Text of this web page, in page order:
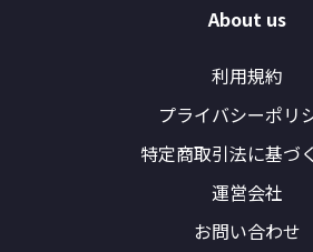
About us
利用規約
プライバシーポリ
特定商取引法に基づ
運営会社
お問い合わせ